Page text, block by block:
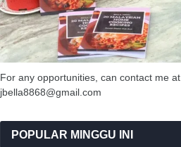
For any opportunities, can contact me at
jbella8868@gmail.com
POPULAR MINGGU INI